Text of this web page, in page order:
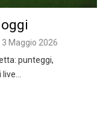
3 Maggio 2026
punteggi,
live…